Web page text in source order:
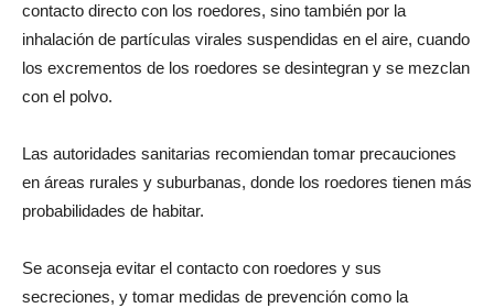
contacto directo con los roedores, sino también por la
inhalación de partículas virales suspendidas en el aire, cuando
los excrementos de los roedores se desintegran y se mezclan
con el polvo.
Las autoridades sanitarias recomiendan tomar precauciones
en áreas rurales y suburbanas, donde los roedores tienen más
probabilidades de habitar.
Se aconseja evitar el contacto con roedores y sus
secreciones, y tomar medidas de prevención como la